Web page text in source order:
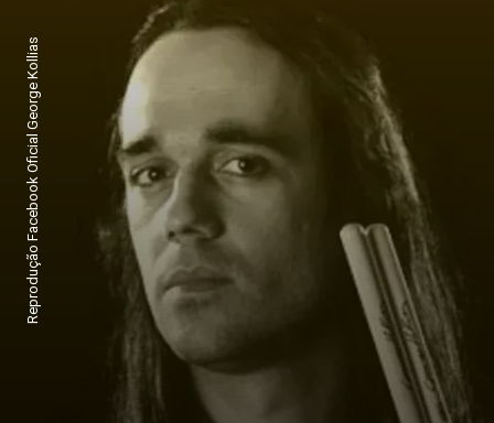
Reprodução Facebook Oficial George Kollias